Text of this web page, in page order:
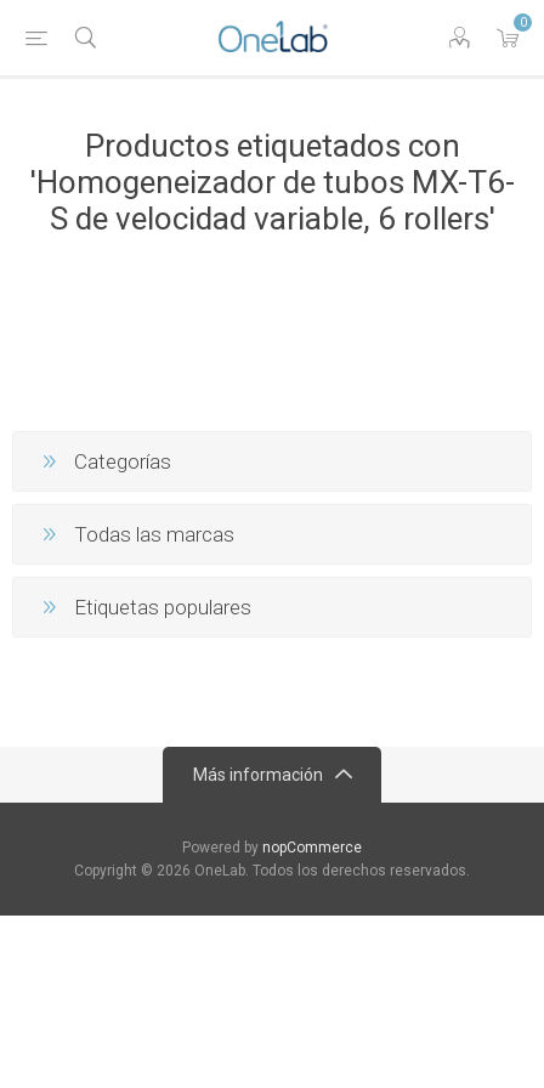
0
Productos etiquetados con
'Homogeneizador de tubos MX-T6-
S de velocidad variable, 6 rollers'
Categorías
Todas las marcas
Etiquetas populares
Más información
Powered by nopCommerce
Copyright © 2026 OneLab. Todos los derechos reservados.